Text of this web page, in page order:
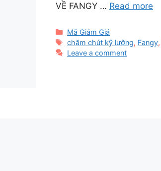
VỀ FANGY … Read more
Categories
Mã Giảm Giá
Tags
chăm chút kỹ lưỡng, Fangy,
Leave a comment